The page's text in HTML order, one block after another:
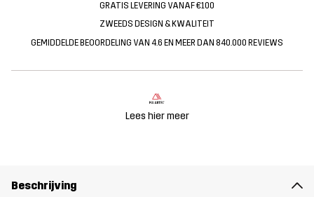
GRATIS LEVERING VANAF €100
ZWEEDS DESIGN & KWALITEIT
GEMIDDELDE BEOORDELING VAN 4.6 EN MEER DAN 840.000 REVIEWS
Lees hier meer
Beschrijving